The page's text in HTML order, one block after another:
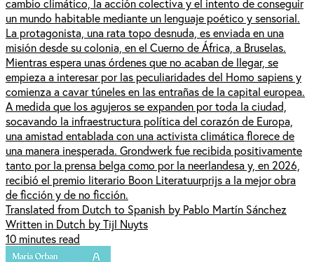
un mundo habitable mediante un lenguaje poético y sensorial.
La protagonista, una rata topo desnuda, es enviada en una
misión desde su colonia, en el Cuerno de África, a Bruselas.
Mientras espera unas órdenes que no acaban de llegar, se
empieza a interesar por las peculiaridades del Homo sapiens y
comienza a cavar túneles en las entrañas de la capital europea.
A medida que los agujeros se expanden por toda la ciudad,
socavando la infraestructura política del corazón de Europa,
una amistad entablada con una activista climática florece de
una manera inesperada. Grondwerk fue recibida positivamente
tanto por la prensa belga como por la neerlandesa y, en 2026,
recibió el premio literario Boon Literatuurprijs a la mejor obra
de ficción y de no ficción.
Translated from Dutch to Spanish by Pablo Martín Sánchez
Written in Dutch by Tijl Nuyts
10 minutes read